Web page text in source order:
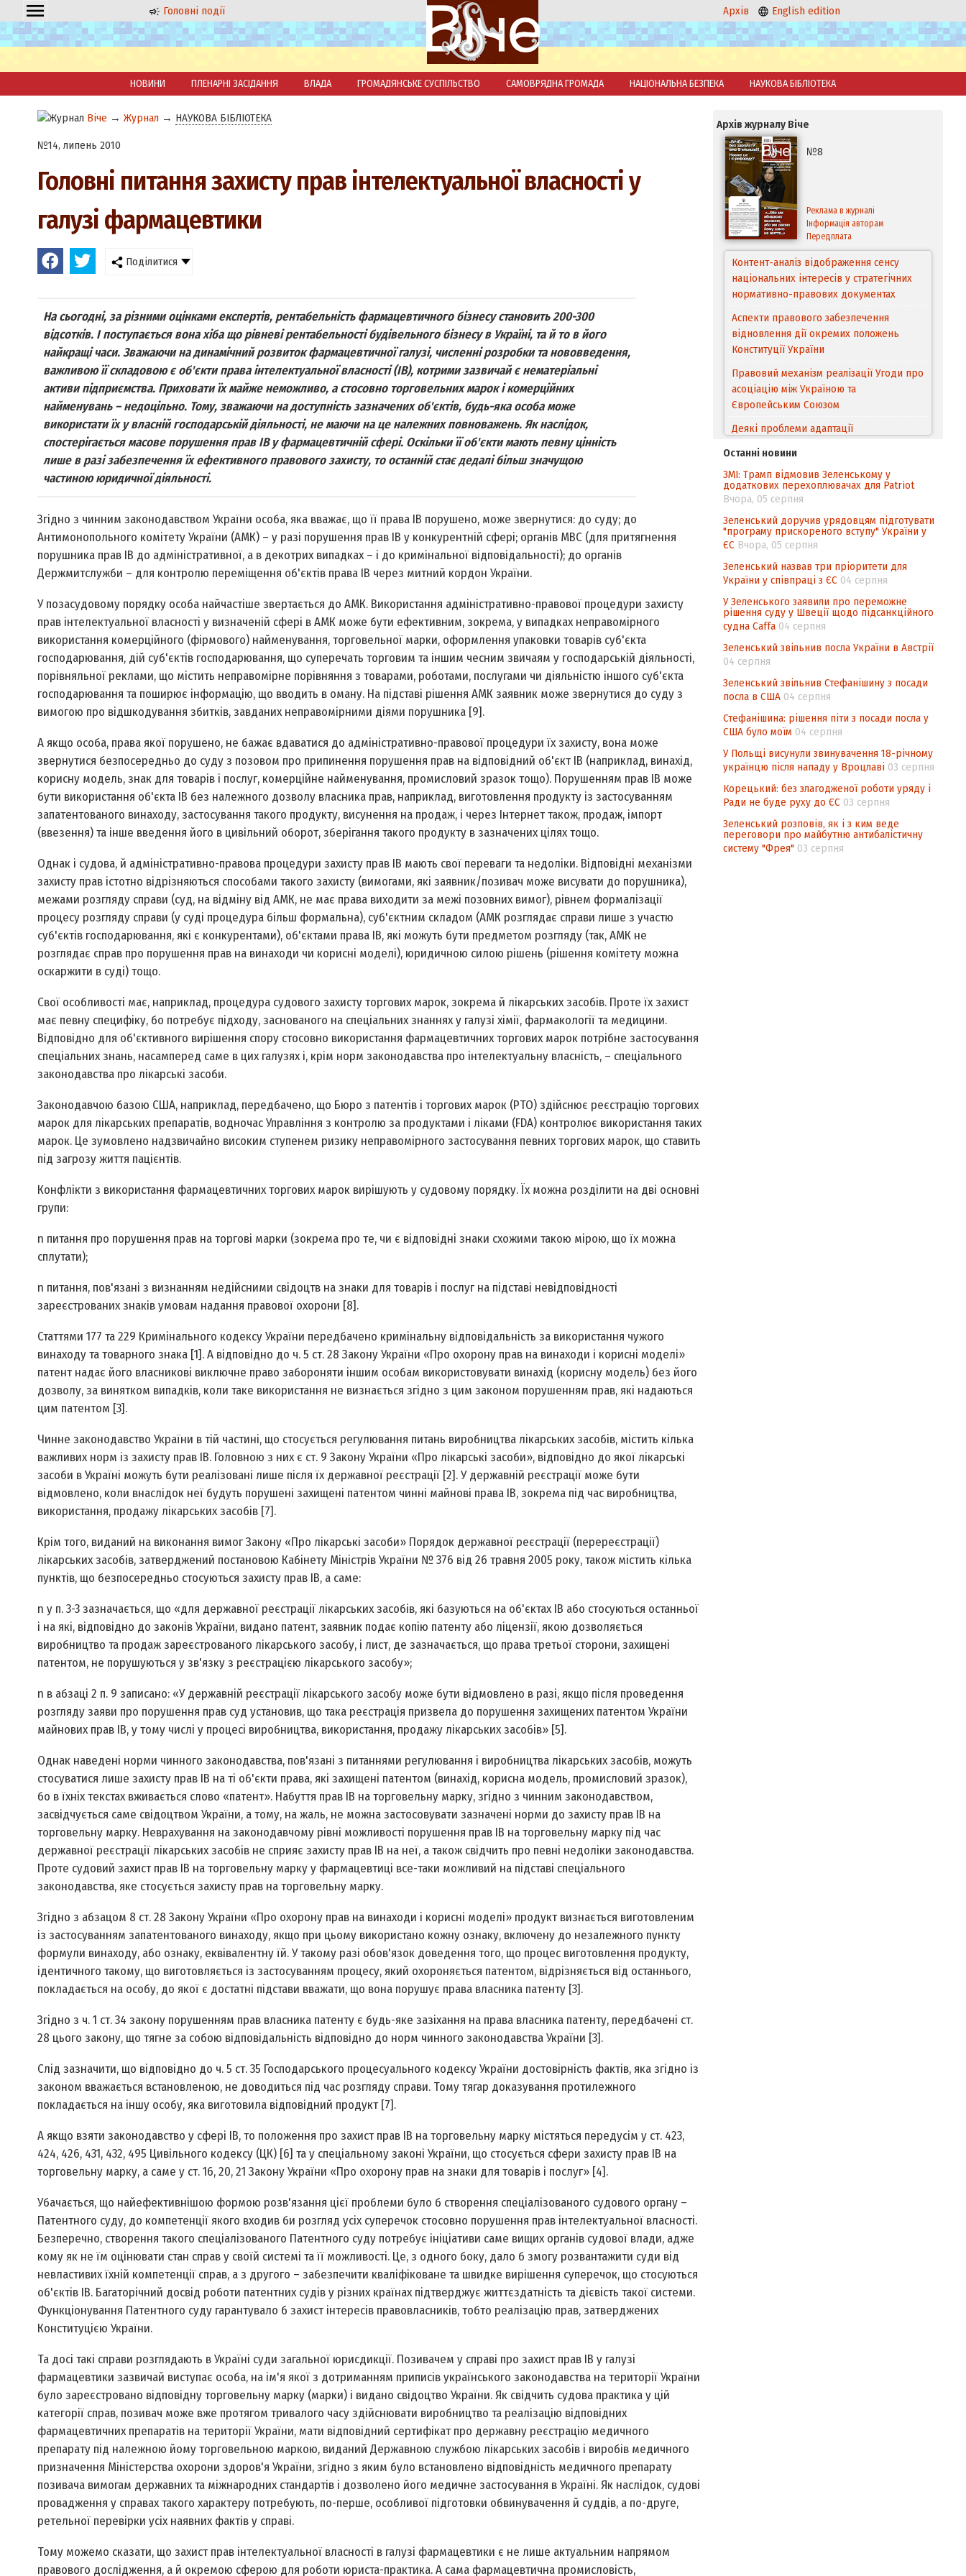
Головні події Архів English edition
НОВИНИ ПЛЕНАРНІ ЗАСІДАННЯ ВЛАДА ГРОМАДЯНСЬКЕ СУСПІЛЬСТВО САМОВРЯДНА ГРОМАДА НАЦІОНАЛЬНА БЕЗПЕКА НАУКОВА БІБЛІОТЕКА
Віче → Журнал → НАУКОВА БІБЛІОТЕКА
№14, липень 2010
Головні питання захисту прав інтелектуальної власності у
галузі фармацевтики
Поділитися
На сьогодні, за різними оцінками експертів, рентабельність фармацевтичного бізнесу становить 200-300
відсотків. І поступається вона хіба що рівневі рентабельності будівельного бізнесу в Україні, та й то в його
найкращі часи. Зважаючи на динамічний розвиток фармацевтичної галузі, численні розробки та нововведення,
важливою її складовою є об'єкти права інтелектуальної власності (ІВ), котрими зазвичай є нематеріальні
активи підприємства. Приховати їх майже неможливо, а стосовно торговельних марок і комерційних
найменувань – недоцільно. Тому, зважаючи на доступність зазначених об'єктів, будь-яка особа може
використати їх у власній господарській діяльності, не маючи на це належних повноважень. Як наслідок,
спостерігається масове порушення прав ІВ у фармацевтичній сфері. Оскільки її об'єкти мають певну цінність
лише в разі забезпечення їх ефективного правового захисту, то останній стає дедалі більш значущою
частиною юридичної діяльності.
Згідно з чинним законодавством України особа, яка вважає, що її права ІВ порушено, може звернутися: до суду; до
Антимонопольного комітету України (АМК) – у разі порушення прав ІВ у конкурентній сфері; органів МВС (для притягнення
порушника прав ІВ до адміністративної, а в декотрих випадках – і до кримінальної відповідальності); до органів
Держмитслужби – для контролю переміщення об'єктів права ІВ через митний кордон України.
У позасудовому порядку особа найчастіше звертається до АМК. Використання адміністративно-правової процедури захисту
прав інтелектуальної власності у визначеній сфері в АМК може бути ефективним, зокрема, у випадках неправомірного
використання комерційного (фірмового) найменування, торговельної марки, оформлення упаковки товарів суб'єкта
господарювання, дій суб'єктів господарювання, що суперечать торговим та іншим чесним звичаям у господарській діяльності,
порівняльної реклами, що містить неправомірне порівняння з товарами, роботами, послугами чи діяльністю іншого суб'єкта
господарювання та поширює інформацію, що вводить в оману. На підставі рішення АМК заявник може звернутися до суду з
вимогою про відшкодування збитків, завданих неправомірними діями порушника [9].
А якщо особа, права якої порушено, не бажає вдаватися до адміністративно-правової процедури їх захисту, вона може
звернутися безпосередньо до суду з позовом про припинення порушення прав на відповідний об'єкт ІВ (наприклад, винахід,
корисну модель, знак для товарів і послуг, комерційне найменування, промисловий зразок тощо). Порушенням прав ІВ може
бути використання об'єкта ІВ без належного дозволу власника прав, наприклад, виготовлення продукту із застосуванням
запатентованого винаходу, застосування такого продукту, висунення на продаж, і через Інтернет також, продаж, імпорт
(ввезення) та інше введення його в цивільний оборот, зберігання такого продукту в зазначених цілях тощо.
Однак і судова, й адміністративно-правова процедури захисту прав ІВ мають свої переваги та недоліки. Відповідні механізми
захисту прав істотно відрізняються способами такого захисту (вимогами, які заявник/позивач може висувати до порушника),
межами розгляду справи (суд, на відміну від АМК, не має права виходити за межі позовних вимог), рівнем формалізації
процесу розгляду справи (у суді процедура більш формальна), суб'єктним складом (АМК розглядає справи лише з участю
суб'єктів господарювання, які є конкурентами), об'єктами права ІВ, які можуть бути предметом розгляду (так, АМК не
розглядає справ про порушення прав на винаходи чи корисні моделі), юридичною силою рішень (рішення комітету можна
оскаржити в суді) тощо.
Свої особливості має, наприклад, процедура судового захисту торгових марок, зокрема й лікарських засобів. Проте їх захист
має певну специфіку, бо потребує підходу, заснованого на спеціальних знаннях у галузі хімії, фармакології та медицини.
Відповідно для об'єктивного вирішення спору стосовно використання фармацевтичних торгових марок потрібне застосування
спеціальних знань, насамперед саме в цих галузях і, крім норм законодавства про інтелектуальну власність, – спеціального
законодавства про лікарські засоби.
Законодавчою базою США, наприклад, передбачено, що Бюро з патентів і торгових марок (PTO) здійснює реєстрацію торгових
марок для лікарських препаратів, водночас Управління з контролю за продуктами і ліками (FDA) контролює використання таких
марок. Це зумовлено надзвичайно високим ступенем ризику неправомірного застосування певних торгових марок, що ставить
під загрозу життя пацієнтів.
Конфлікти з використання фармацевтичних торгових марок вирішують у судовому порядку. Їх можна розділити на дві основні
групи:
n питання про порушення прав на торгові марки (зокрема про те, чи є відповідні знаки схожими такою мірою, що їх можна
сплутати);
n питання, пов'язані з визнанням недійсними свідоцтв на знаки для товарів і послуг на підставі невідповідності
зареєстрованих знаків умовам надання правової охорони [8].
Статтями 177 та 229 Кримінального кодексу України передбачено кримінальну відповідальність за використання чужого
винаходу та товарного знака [1]. А відповідно до ч. 5 ст. 28 Закону України «Про охорону прав на винаходи і корисні моделі»
патент надає його власникові виключне право забороняти іншим особам використовувати винахід (корисну модель) без його
дозволу, за винятком випадків, коли таке використання не визнається згідно з цим законом порушенням прав, які надаються
цим патентом [3].
Чинне законодавство України в тій частині, що стосується регулювання питань виробництва лікарських засобів, містить кілька
важливих норм із захисту прав ІВ. Головною з них є ст. 9 Закону України «Про лікарські засоби», відповідно до якої лікарські
засоби в Україні можуть бути реалізовані лише після їх державної реєстрації [2]. У державній реєстрації може бути
відмовлено, коли внаслідок неї будуть порушені захищені патентом чинні майнові права ІВ, зокрема під час виробництва,
використання, продажу лікарських засобів [7].
Крім того, виданий на виконання вимог Закону «Про лікарські засоби» Порядок державної реєстрації (перереєстрації)
лікарських засобів, затверджений постановою Кабінету Міністрів України № 376 від 26 травня 2005 року, також містить кілька
пунктів, що безпосередньо стосуються захисту прав ІВ, а саме:
n у п. 3-3 зазначається, що «для державної реєстрації лікарських засобів, які базуються на об'єктах ІВ або стосуються останньої
і на які, відповідно до законів України, видано патент, заявник подає копію патенту або ліцензії, якою дозволяється
виробництво та продаж зареєстрованого лікарського засобу, і лист, де зазначається, що права третьої сторони, захищені
патентом, не порушуються у зв'язку з реєстрацією лікарського засобу»;
n в абзаці 2 п. 9 записано: «У державній реєстрації лікарського засобу може бути відмовлено в разі, якщо після проведення
розгляду заяви про порушення прав суд установив, що така реєстрація призвела до порушення захищених патентом України
майнових прав ІВ, у тому числі у процесі виробництва, використання, продажу лікарських засобів» [5].
Однак наведені норми чинного законодавства, пов'язані з питаннями регулювання і виробництва лікарських засобів, можуть
стосуватися лише захисту прав ІВ на ті об'єкти права, які захищені патентом (винахід, корисна модель, промисловий зразок),
бо в їхніх текстах вживається слово «патент». Набуття прав ІВ на торговельну марку, згідно з чинним законодавством,
засвідчується саме свідоцтвом України, а тому, на жаль, не можна застосовувати зазначені норми до захисту прав ІВ на
торговельну марку. Неврахування на законодавчому рівні можливості порушення прав ІВ на торговельну марку під час
державної реєстрації лікарських засобів не сприяє захисту прав ІВ на неї, а також свідчить про певні недоліки законодавства.
Проте судовий захист прав ІВ на торговельну марку у фармацевтиці все-таки можливий на підставі спеціального
законодавства, яке стосується захисту прав на торговельну марку.
Згідно з абзацом 8 ст. 28 Закону України «Про охорону прав на винаходи і корисні моделі» продукт визнається виготовленим
із застосуванням запатентованого винаходу, якщо при цьому використано кожну ознаку, включену до незалежного пункту
формули винаходу, або ознаку, еквівалентну їй. У такому разі обов'язок доведення того, що процес виготовлення продукту,
ідентичного такому, що виготовляється із застосуванням процесу, який охороняється патентом, відрізняється від останнього,
покладається на особу, до якої є достатні підстави вважати, що вона порушує права власника патенту [3].
Згідно з ч. 1 ст. 34 закону порушенням прав власника патенту є будь-яке зазіхання на права власника патенту, передбачені ст.
28 цього закону, що тягне за собою відповідальність відповідно до норм чинного законодавства України [3].
Слід зазначити, що відповідно до ч. 5 ст. 35 Господарського процесуального кодексу України достовірність фактів, яка згідно із
законом вважається встановленою, не доводиться під час розгляду справи. Тому тягар доказування протилежного
покладається на іншу особу, яка виготовила відповідний продукт [7].
А якщо взяти законодавство у сфері ІВ, то положення про захист прав ІВ на торговельну марку містяться передусім у ст. 423,
424, 426, 431, 432, 495 Цивільного кодексу (ЦК) [6] та у спеціальному законі України, що стосується сфери захисту прав ІВ на
торговельну марку, а саме у ст. 16, 20, 21 Закону України «Про охорону прав на знаки для товарів і послуг» [4].
Убачається, що найефективнішою формою розв'язання цієї проблеми було б створення спеціалізованого судового органу –
Патентного суду, до компетенції якого входив би розгляд усіх суперечок стосовно порушення прав інтелектуальної власності.
Безперечно, створення такого спеціалізованого Патентного суду потребує ініціативи саме вищих органів судової влади, адже
кому як не їм оцінювати стан справ у своїй системі та її можливості. Це, з одного боку, дало б змогу розвантажити суди від
невластивих їхній компетенції справ, а з другого – забезпечити кваліфіковане та швидке вирішення суперечок, що стосуються
об'єктів ІВ. Багаторічний досвід роботи патентних судів у різних країнах підтверджує життєздатність та дієвість такої системи.
Функціонування Патентного суду гарантувало б захист інтересів правовласників, тобто реалізацію прав, затверджених
Конституцією України.
Та досі такі справи розглядають в Україні суди загальної юрисдикції. Позивачем у справі про захист прав ІВ у галузі
фармацевтики зазвичай виступає особа, на ім'я якої з дотриманням приписів українського законодавства на території України
було зареєстровано відповідну торговельну марку (марки) і видано свідоцтво України. Як свідчить судова практика у цій
категорії справ, позивач може вже протягом тривалого часу здійснювати виробництво та реалізацію відповідних
фармацевтичних препаратів на території України, мати відповідний сертифікат про державну реєстрацію медичного
препарату під належною йому торговельною маркою, виданий Державною службою лікарських засобів і виробів медичного
призначення Міністерства охорони здоров'я України, згідно з яким було встановлено відповідність медичного препарату
позивача вимогам державних та міжнародних стандартів і дозволено його медичне застосування в Україні. Як наслідок, судові
провадження у справах такого характеру потребують, по-перше, особливої підготовки обвинувачення й суддів, а по-друге,
ретельної перевірки усіх наявних фактів у справі.
Тому можемо сказати, що захист прав інтелектуальної власності в галузі фармацевтики є не лише актуальним напрямом
правового дослідження, а й окремою сферою для роботи юриста-практика. А сама фармацевтична промисловість,
Архів журналу Віче
№8
Реклама в журналі
Інформація авторам
Передплата
Контент-аналіз відображення сенсу
національних інтересів у стратегічних
нормативно-правових документах
Аспекти правового забезпечення
відновлення дії окремих положень
Конституції України
Правовий механізм реалізації Угоди про
асоціацію між Україною та
Європейським Cоюзом
Деякі проблеми адаптації
походження товарів відповідно до
Угоди про торговельні аспекти прав
інтелектуальної власності (TRIPS) у
контексті євроінтеграції
Аналіз виборчого законодавства щодо
невизначеності механізму повторного
підрахунку голосів виборців
Інформаційна безпека суспільства
Останні новини
ЗМІ: Трамп відмовив Зеленському у
додаткових перехоплювачах для Patriot
Вчора, 05 серпня
Зеленський доручив урядовцям підготувати
"програму прискореного вступу" України у
ЄС Вчора, 05 серпня
Зеленський назвав три пріоритети для
України у співпраці з ЄС 04 серпня
У Зеленського заявили про переможне
рішення суду у Швеції щодо підсанкційного
судна Caffa 04 серпня
Зеленський звільнив посла України в Австрії
04 серпня
Зеленський звільнив Стефанішину з посади
посла в США 04 серпня
Стефанішина: рішення піти з посади посла у
США було моїм 04 серпня
У Польщі висунули звинувачення 18-річному
українцю після нападу у Вроцлаві 03 серпня
Корецький: без злагодженої роботи уряду і
Ради не буде руху до ЄС 03 серпня
Зеленський розповів, як і з ким веде
переговори про майбутню антибалістичну
систему "Фрея" 03 серпня